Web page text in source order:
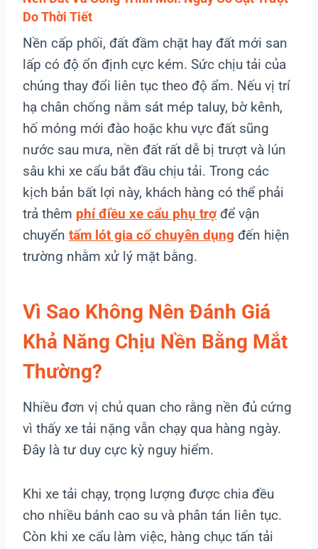
Do Thời Tiết
Nền cấp phối, đất đầm chặt hay đất mới san
lấp có độ ổn định cực kém. Sức chịu tải của
chúng thay đổi liên tục theo độ ẩm. Nếu vị trí
hạ chân chống nằm sát mép taluy, bờ kênh,
hố móng mới đào hoặc khu vực đất sũng
nước sau mưa, nền đất rất dễ bị trượt và lún
sâu khi xe cẩu bắt đầu chịu tải. Trong các
kịch bản bất lợi này, khách hàng có thể phải
trả thêm phí điều xe cẩu phụ trợđể vận
chuyển tấm lót gia cố chuyên dụng đến hiện
trường nhằm xử lý mặt bằng.
Vì Sao Không Nên Đánh Giá
Khả Năng Chịu Nền Bằng Mắt
Thường?
Nhiều đơn vị chủ quan cho rằng nền đủ cứng
vì thấy xe tải nặng vẫn chạy qua hàng ngày.
Đây là tư duy cực kỳ nguy hiểm.
Khi xe tải chạy, trọng lượng được chia đều
cho nhiều bánh cao su và phân tán liên tục.
Còn khi xe cẩu làm việc, hàng chục tấn tải